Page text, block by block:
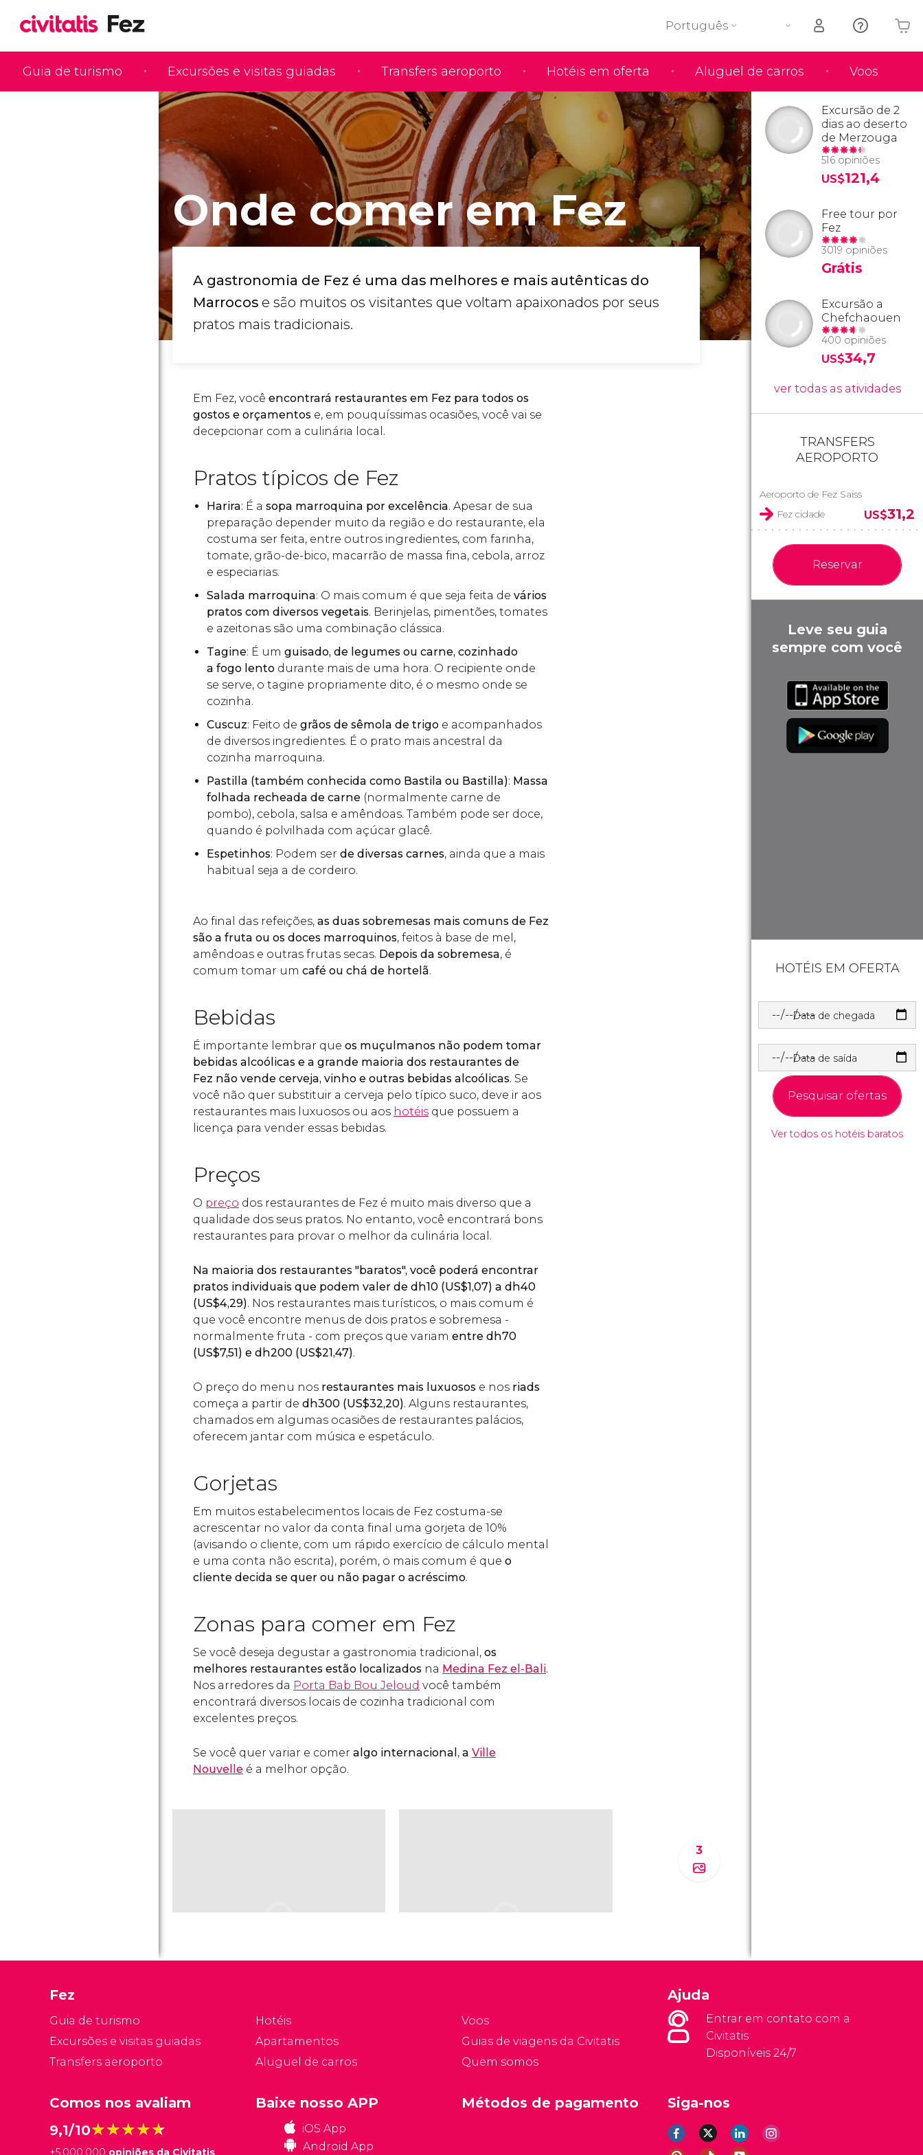
Guia de turismo Excursões e visitas guiadas Transfers aeroporto Hotéis em oferta Aluguel de carros Voos
Português
O seu carrinho está vazio
Onde comer em Fez
A gastronomia de Fez é uma das melhores e mais autênticas do
Marrocos e são muitos os visitantes que voltam apaixonados por seus
pratos mais tradicionais.
Em Fez, você encontrará restaurantes em Fez para todos os
gostos e orçamentos e, em pouquíssimas ocasiões, você vai se
decepcionar com a culinária local.
Pratos típicos de Fez
Harira: É a sopa marroquina por excelência. Apesar de sua
preparação depender muito da região e do restaurante, ela
costuma ser feita, entre outros ingredientes, com farinha,
tomate, grão-de-bico, macarrão de massa fina, cebola, arroz
e especiarias.
Salada marroquina: O mais comum é que seja feita de vários
pratos com diversos vegetais. Berinjelas, pimentões, tomates
e azeitonas são uma combinação clássica.
Tagine: É um guisado, de legumes ou carne, cozinhado
a fogo lento durante mais de uma hora. O recipiente onde
se serve, o tagine propriamente dito, é o mesmo onde se
cozinha.
Cuscuz: Feito de grãos de sêmola de trigo e acompanhados
de diversos ingredientes. É o prato mais ancestral da
cozinha marroquina.
Pastilla (também conhecida como Bastila ou Bastilla): Massa
folhada recheada de carne (normalmente carne de
pombo), cebola, salsa e amêndoas. Também pode ser doce,
quando é polvilhada com açúcar glacê.
Espetinhos: Podem ser de diversas carnes, ainda que a mais
habitual seja a de cordeiro.
Ao final das refeições, as duas sobremesas mais comuns de Fez
são a fruta ou os doces marroquinos, feitos à base de mel,
amêndoas e outras frutas secas. Depois da sobremesa, é
comum tomar um café ou chá de hortelã.
Bebidas
É importante lembrar que os muçulmanos não podem tomar
bebidas alcoólicas e a grande maioria dos restaurantes de
Fez não vende cerveja, vinho e outras bebidas alcoólicas. Se
você não quer substituir a cerveja pelo típico suco, deve ir aos
restaurantes mais luxuosos ou aos hotéis que possuem a
licença para vender essas bebidas.
Preços
O preço dos restaurantes de Fez é muito mais diverso que a
qualidade dos seus pratos. No entanto, você encontrará bons
restaurantes para provar o melhor da culinária local.
Na maioria dos restaurantes "baratos", você poderá encontrar
pratos individuais que podem valer de dh10 (US$1,07) a dh40
(US$4,29). Nos restaurantes mais turísticos, o mais comum é
que você encontre menus de dois pratos e sobremesa -
normalmente fruta - com preços que variam entre dh70
(US$7,51) e dh200 (US$21,47).
O preço do menu nos restaurantes mais luxuosos e nos riads
começa a partir de dh300 (US$32,20). Alguns restaurantes,
chamados em algumas ocasiões de restaurantes palácios,
oferecem jantar com música e espetáculo.
Gorjetas
Em muitos estabelecimentos locais de Fez costuma-se
acrescentar no valor da conta final uma gorjeta de 10%
(avisando o cliente, com um rápido exercício de cálculo mental
e uma conta não escrita), porém, o mais comum é que o
cliente decida se quer ou não pagar o acréscimo.
Zonas para comer em Fez
Se você deseja degustar a gastronomia tradicional, os
melhores restaurantes estão localizados na Medina Fez el-Bali.
Nos arredores da Porta Bab Bou Jeloud você também
encontrará diversos locais de cozinha tradicional com
excelentes preços.
Se você quer variar e comer algo internacional , a Ville
Nouvelle é a melhor opção.
3
Excursão de 2
dias ao deserto
de Merzouga
516 opiniões
US$121,4
Free tour por
Fez
3019 opiniões
Grátis
Excursão a
Chefchaouen
400 opiniões
US$34,7
ver todas as atividades
TRANSFERS
AEROPORTO
Aeroporto de Fez Saiss
Fez cidade
US$31,2
Reservar
Leve seu guia
sempre com você
HOTÉIS EM OFERTA
Data de chegada
Data de saída
Pesquisar ofertas
Ver todos os hotéis baratos
Fez
Guia de turismo
Excursões e visitas guiadas
Transfers aeroporto
Hotéis
Apartamentos
Aluguel de carros
Voos
Guias de viagens da Civitatis
Quem somos
Ajuda
Entrar em contato com a
Civitatis
Disponíveis 24/7
Comos nos avaliam
9,1/10★★★★★
★★★★★
+5.000.000 opiniões da Civitatis
Siga-nos
Baixe nosso APP
iOS App
Android App
Métodos de pagamento